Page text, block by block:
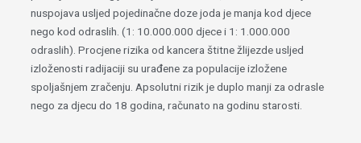
nuspojava usljed pojedinačne doze joda je manja kod djece
nego kod odraslih. (1: 10.000.000 djece i 1: 1.000.000
odraslih). Procjene rizika od kancera štitne žlijezde usljed
izloženosti radijaciji su urađene za populacije izložene
spoljašnjem zračenju. Apsolutni rizik je duplo manji za odrasle
nego za djecu do 18 godina, računato na godinu starosti.